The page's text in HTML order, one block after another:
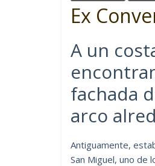
Ex
A un
fachada
arco
Antiguamente,
San Miguel, uno de